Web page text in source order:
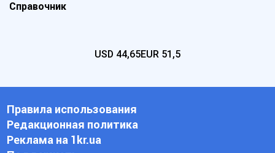
Справочник
USD 44,65EUR 51,5
Правила использования
Редакционная политика
Реклама на 1kr.ua